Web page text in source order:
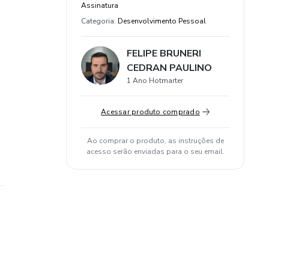
Assinatura
Categoria: Desenvolvimento Pessoal
FELIPE BRUNERI
CEDRAN PAULINO
1 Ano Hotmarter
Acessar produto comprado
Ao comprar o produto, as instruções de
acesso serão enviadas para o seu email.